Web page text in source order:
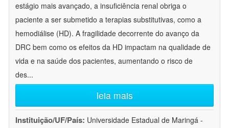
estágio mais avançado, a insuficiência renal obriga o
paciente a ser submetido a terapias substitutivas, como a
hemodiálise (HD). A fragilidade decorrente do avanço da
DRC bem como os efeitos da HD impactam na qualidade de
vida e na saúde dos pacientes, aumentando o risco de
des...
leia mais
Instituição/UF/País: Universidade Estadual de Maringá -